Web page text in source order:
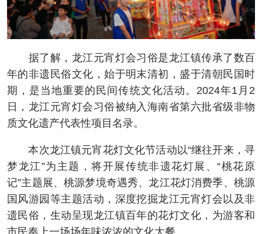
据了解，龙江元宵灯会习俗是龙江镇传承了数百
年的非遗民俗文化，始于明末清初，盛于清朝民国时
期，是当地重要的民间传统文化活动。2024年1月2
日，龙江元宵灯会习俗被纳入海南省第六批省级非物
质文化遗产代表性项目名录。
本次龙江镇元宵花灯文化节活动以“继往开来，寻
梦龙江”为主题，将开展传统非遗花灯展、“桃花原
记”主题展、桃源梦境奇遇秀、龙江花灯消费季、桃源
国风游园等主题活动，深度挖掘龙江元宵灯会以及非
遗民俗，生动呈现龙江镇百年的花灯文化，为游客和